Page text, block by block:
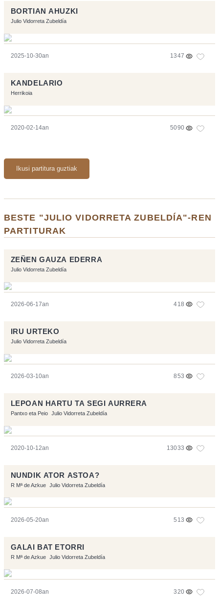
BORTIAN AHUZKI
Julio Vidorreta Zubeldía
2025-10-30an 1347
KANDELARIO
Herrikoia
2020-02-14an 5090
Ikusi partitura guztiak
BESTE "JULIO VIDORRETA ZUBELDÍA"-REN
PARTITURAK
ZEÑEN GAUZA EDERRA
Julio Vidorreta Zubeldía
2026-06-17an 418
IRU URTEKO
Julio Vidorreta Zubeldía
2026-03-10an 853
LEPOAN HARTU TA SEGI AURRERA
Pantxo eta Peio Julio Vidorreta Zubeldía
2020-10-12an 13033
NUNDIK ATOR ASTOA?
R Mª de Azkue Julio Vidorreta Zubeldía
2026-05-20an 513
GALAI BAT ETORRI
R Mª de Azkue Julio Vidorreta Zubeldía
2026-07-08an 320